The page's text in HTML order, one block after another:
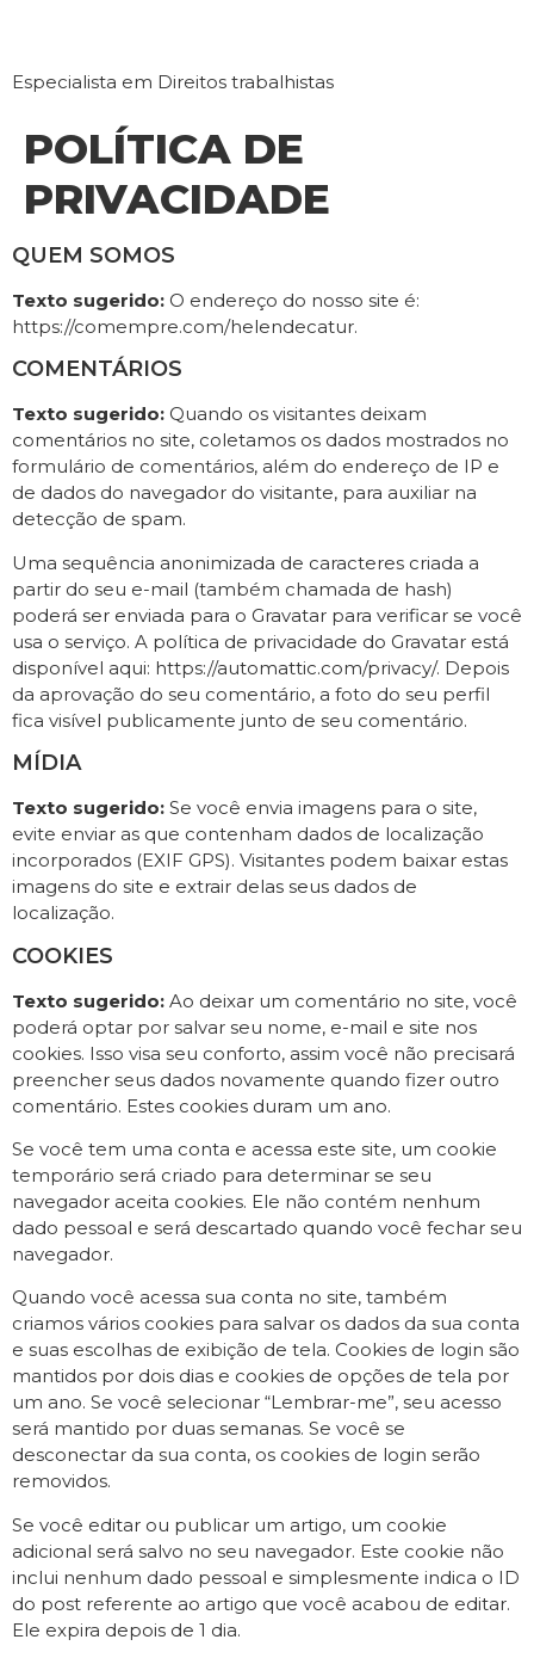
Especialista em Direitos trabalhistas
POLÍTICA DE
PRIVACIDADE
QUEM SOMOS
Texto sugerido: O endereço do nosso site é:
https://comempre.com/helendecatur.
COMENTÁRIOS
Texto sugerido: Quando os visitantes deixam
comentários no site, coletamos os dados mostrados no
formulário de comentários, além do endereço de IP e
de dados do navegador do visitante, para auxiliar na
detecção de spam.
Uma sequência anonimizada de caracteres criada a
partir do seu e-mail (também chamada de hash)
poderá ser enviada para o Gravatar para verificar se você
usa o serviço. A política de privacidade do Gravatar está
disponível aqui: https://automattic.com/privacy/. Depois
da aprovação do seu comentário, a foto do seu perfil
fica visível publicamente junto de seu comentário.
MÍDIA
Texto sugerido: Se você envia imagens para o site,
evite enviar as que contenham dados de localização
incorporados (EXIF GPS). Visitantes podem baixar estas
imagens do site e extrair delas seus dados de
localização.
COOKIES
Texto sugerido: Ao deixar um comentário no site, você
poderá optar por salvar seu nome, e-mail e site nos
cookies. Isso visa seu conforto, assim você não precisará
preencher seus dados novamente quando fizer outro
comentário. Estes cookies duram um ano.
Se você tem uma conta e acessa este site, um cookie
temporário será criado para determinar se seu
navegador aceita cookies. Ele não contém nenhum
dado pessoal e será descartado quando você fechar seu
navegador.
Quando você acessa sua conta no site, também
criamos vários cookies para salvar os dados da sua conta
e suas escolhas de exibição de tela. Cookies de login são
mantidos por dois dias e cookies de opções de tela por
um ano. Se você selecionar “Lembrar-me”, seu acesso
será mantido por duas semanas. Se você se
desconectar da sua conta, os cookies de login serão
removidos.
Se você editar ou publicar um artigo, um cookie
adicional será salvo no seu navegador. Este cookie não
inclui nenhum dado pessoal e simplesmente indica o ID
do post referente ao artigo que você acabou de editar.
Ele expira depois de 1 dia.